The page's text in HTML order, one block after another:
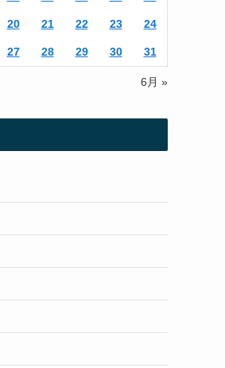
20 21 22 23 24
27 28 29 30 31
6月 »